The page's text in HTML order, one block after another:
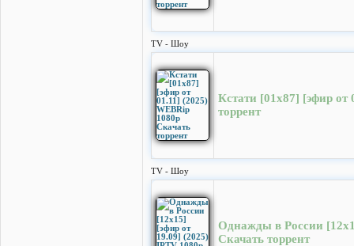
TV - Шоу
Кстати [01x87] [эфир от
торрент
TV - Шоу
Однажды в России
Скачать торрент